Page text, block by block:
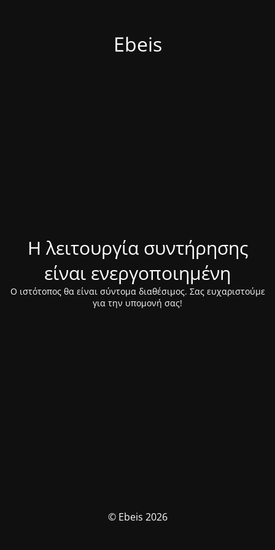
Ebeis
Η λειτουργία συντήρησης
είναι ενεργοποιημένη
Ο ιστότοπος θα είναι σύντομα διαθέσιμος. Σας ευχαριστούμε
για την υπομονή σας!
© Ebeis 2026